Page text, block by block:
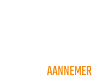
AANNEMER